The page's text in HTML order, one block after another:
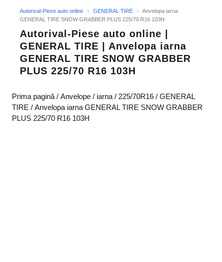
Autorival-Piese auto online › GENERAL TIRE ›
Anvelopa iarna
GENERAL TIRE SNOW GRABBER PLUS 225/70 R16 103H
Autorival-Piese auto online |
GENERAL TIRE | Anvelopa iarna
GENERAL TIRE SNOW GRABBER
PLUS 225/70 R16 103H
Prima pagină / Anvelope / iarna / 225/70R16 / GENERAL
TIRE / Anvelopa iarna GENERAL TIRE SNOW GRABBER
PLUS 225/70 R16 103H